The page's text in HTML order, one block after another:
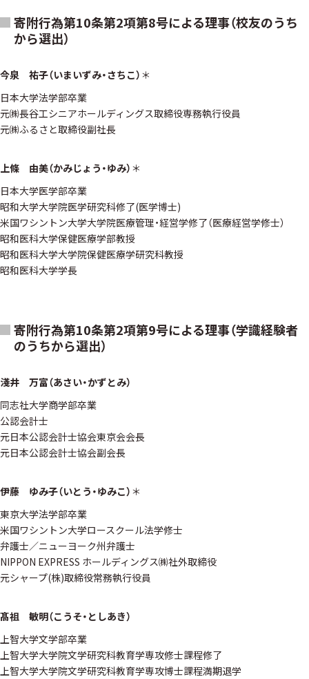
寄附行為第10条第2項第8号による理事（校友のうち
から選出）
今泉 祐子（いまいずみ・さちこ） ＊
日本大学法学部卒業
元㈱長谷工シニアホールディングス取締役専務執行役員
元㈱ふるさと取締役副社長
上條 由美（かみじょう・ゆみ） ＊
日本大学医学部卒業
昭和大学大学院医学研究科修了(医学博士)
米国ワシントン大学大学院医療管理・経営学修了（医療経営学修士）
昭和医科大学保健医療学部教授
昭和医科大学大学院保健医療学研究科教授
昭和医科大学学長
寄附行為第10条第2項第9号による理事（学識経験者
のうちから選出）
淺井 万富（あさい・かずとみ）
同志社大学商学部卒業
公認会計士
元日本公認会計士協会東京会会長
元日本公認会計士協会副会長
伊藤 ゆみ子（いとう・ゆみこ） ＊
東京大学法学部卒業
米国ワシントン大学ロースクール法学修士
弁護士／ニューヨーク州弁護士
NIPPON EXPRESS ホールディングス㈱社外取締役
元シャープ(株)取締役常務執行役員
髙祖 敏明（こうそ・としあき）
上智大学文学部卒業
上智大学大学院文学研究科教育学専攻修士課程修了
上智大学大学院文学研究科教育学専攻博士課程満期退学